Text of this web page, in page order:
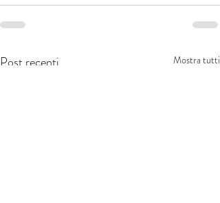
Post recenti Mostra tutti